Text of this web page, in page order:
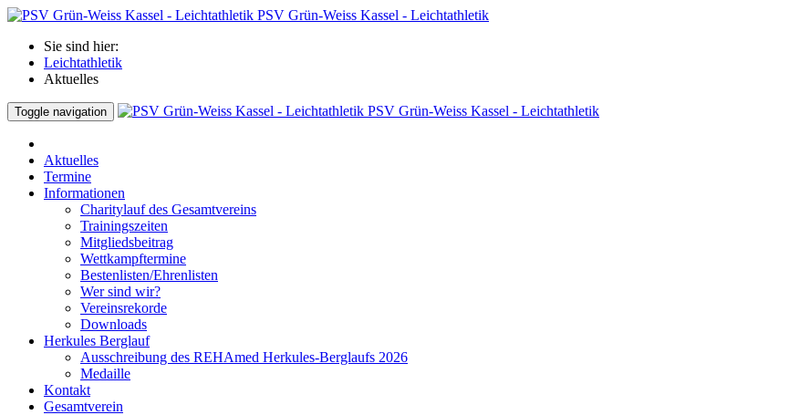
PSV Grün-Weiss Kassel - Leichtathletik
Sie sind hier:
Leichtathletik
Aktuelles
Toggle navigation PSV Grün-Weiss Kassel - Leichtathletik
Aktuelles
Termine
Informationen
Charitylauf des Gesamtvereins
Trainingszeiten
Mitgliedsbeitrag
Wettkampftermine
Bestenlisten/Ehrenlisten
Wer sind wir?
Vereinsrekorde
Downloads
Herkules Berglauf
Ausschreibung des REHAmed Herkules-Berglaufs 2026
Medaille
Kontakt
Gesamtverein